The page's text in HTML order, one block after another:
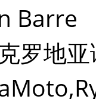
Barre
克罗地